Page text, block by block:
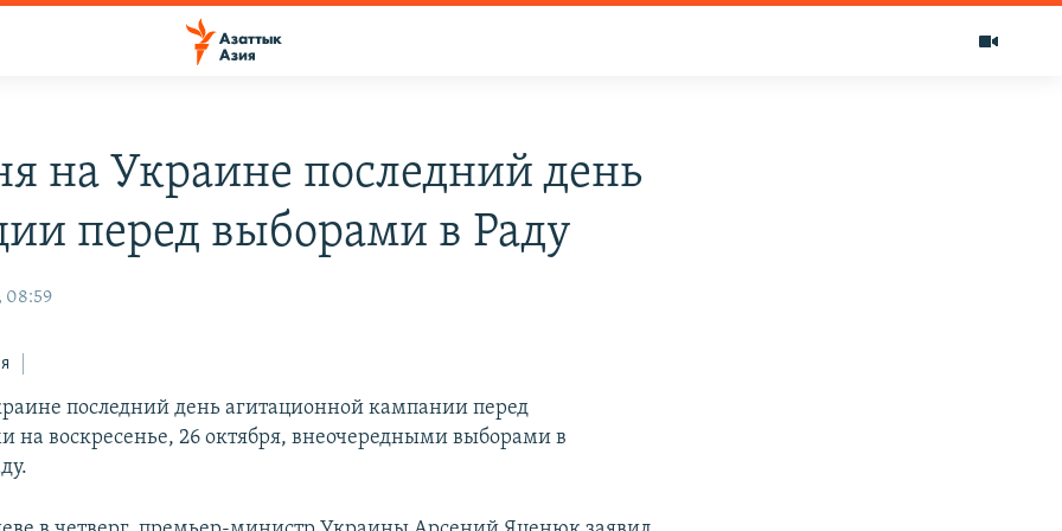
на Украине последний день
перед выборами в Раду
08:59
последний день агитационной кампании перед
на воскресенье, 26 октября, внеочередными выборами в